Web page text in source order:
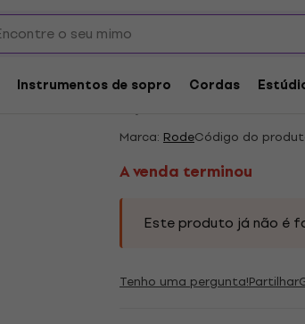
Instrumentos de sopro Cordas
A venda terminou
Rode MiCon-8
Marca: RodeCódigo do
A venda terminou
Este produto já não é
Tenho uma pergunta!Partilhar